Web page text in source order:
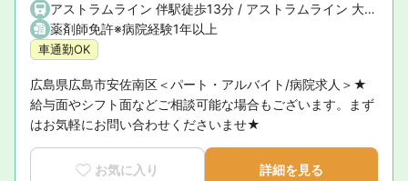
アストラムライン 伴駅徒歩13分 / アストラムライン 大原駅車4分
薬剤師免許※病院経験1年以上
車通勤OK
広島県広島市安佐南区＜パート・アルバイト/病院求人＞★
給与面やシフト面などご相談可能な場合もございます。まず
はお気軽にお問い合わせくださいませ★
お気に入り 詳細を見る